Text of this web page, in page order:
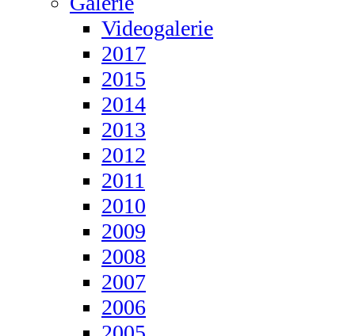
Videogalerie
2017
2015
2014
2013
2012
2011
2010
2009
2008
2007
2006